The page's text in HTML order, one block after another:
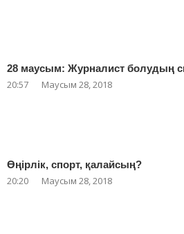
28 маусым: Журналист болудың
20:57 Маусым 28, 2018
Өңірлік, спорт, қалайсың?
20:20 Маусым 28, 2018